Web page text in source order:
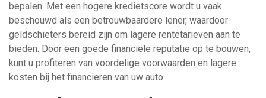
bepalen. Met een hogere kredietscore wordt u vaak
beschouwd als een betrouwbaardere lener, waardoor
geldschieters bereid zijn om lagere rentetarieven aan te
bieden. Door een goede financiële reputatie op te bouwen,
kunt u profiteren van voordelige voorwaarden en lagere
kosten bij het financieren van uw auto.